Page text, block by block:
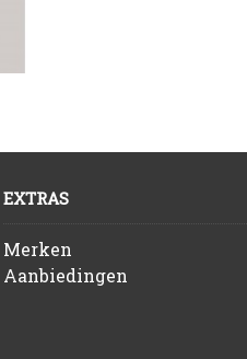
EXTRAS
Merken
Aanbiedingen